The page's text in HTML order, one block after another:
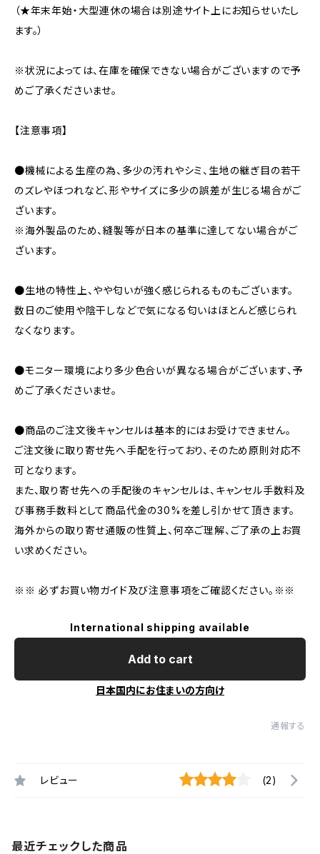
（★年末年始・大型連休の場合は別途サイト上にお知らせいたし
ます。）
※状況によっては、在庫を確保できない場合がございますので予
めご了承くださいませ。
【注意事項】
●機械による生産の為、多少の汚れやシミ、生地の継ぎ目の若干
のズレやほつれなど、形やサイズに多少の誤差が生じる場合がご
ざいます。
※海外製品のため、縫製等が日本の基準に達してない場合がご
ざいます。
●生地の特性上、やや匂いが強く感じられるものもございます。
数日のご使用や陰干しなどで気になる匂いはほとんど感じられ
なくなります。
●モニター環境により多少色合いが異なる場合がございます、予
めご了承くださいませ。
●商品のご注文後キャンセルは基本的にはお受けできません。
ご注文後に取り寄せ先へ手配を行っており、そのため原則対応不
可となります。
また、取り寄せ先への手配後のキャンセルは、キャンセル手数料及
び事務手数料として商品代金の30%を差し引かせて頂きます。
海外からの取り寄せ通販の性質上、何卒ご理解、ご了承の上お買
い求めください。
※※ 必ずお買い物ガイド及び注意事項をご確認ください。※※
International shipping available
Add to cart
日本国内にお住まいの方向け
通報する
レビュー (2)
最近チェックした商品